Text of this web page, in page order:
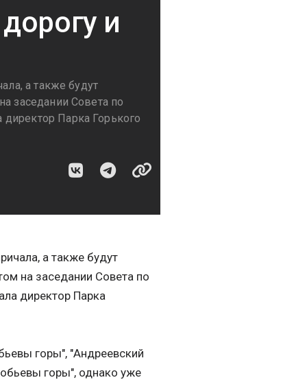
и
а также будут
заседании Совета по
Парка Горького
а также будут
на заседании Совета по
директор Парка
горы", "Андреевский
горы", однако уже